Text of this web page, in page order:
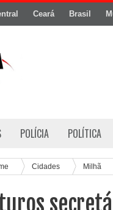
Ceará Brasil
POLÍCIA POLÍTICA
Cidades Milhã